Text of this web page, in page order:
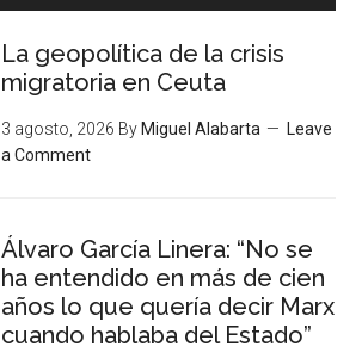
La geopolítica de la crisis
migratoria en Ceuta
3 agosto, 2026 By Miguel Alabarta
Leave
a Comment
Álvaro García Linera: “No se
ha entendido en más de cien
años lo que quería decir Marx
cuando hablaba del Estado”